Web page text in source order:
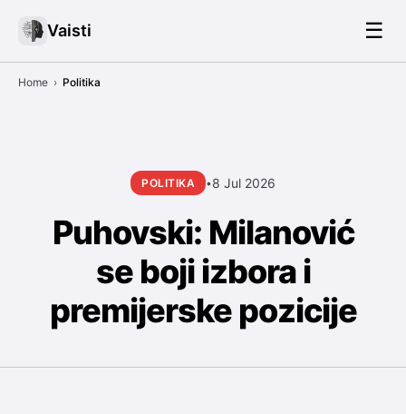
Vaisti ☰
Home › Politika
POLITIKA •8 Jul 2026
Puhovski: Milanović
se boji izbora i
premijerske pozicije